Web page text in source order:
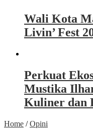
Wali Kota
Livin’ Fest
Perkuat
Mustika
Kuliner dan
Home /Opini